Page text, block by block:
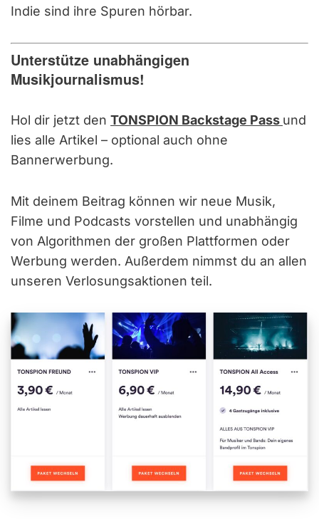
Indie sind ihre Spuren hörbar.
Unterstütze unabhängigen
Musikjournalismus!
Hol dir jetzt den TONSPION Backstage Pass und
lies alle Artikel – optional auch ohne
Bannerwerbung.
Mit deinem Beitrag können wir neue Musik,
Filme und Podcasts vorstellen und unabhängig
von Algorithmen der großen Plattformen oder
Werbung werden. Außerdem nimmst du an allen
unseren Verlosungsaktionen teil.